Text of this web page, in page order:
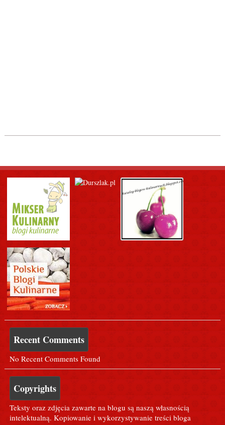
Recent Comments
No Recent Comments Found
Copyrights
Teksty oraz zdjęcia zawarte na blogu są naszą własnością
intelektualną. Kopiowanie i wykorzystywanie treści bloga